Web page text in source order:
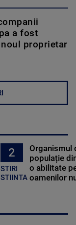
a fost
proprietar
2
STIRI
STIINTA
Organismul
populație
o abilitate
oamenilor